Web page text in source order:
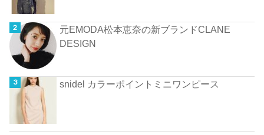
元EMODA松本恵奈の新ブランドCLANE
DESIGN
snidel カラーポイントミニワンピース